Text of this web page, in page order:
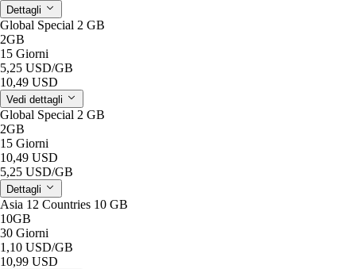
Dettagli
Global Special 2 GB
2GB
15 Giorni
5,25 USD/GB
10,49 USD
Vedi dettagli
Global Special 2 GB
2GB
15 Giorni
10,49 USD
5,25 USD/GB
Dettagli
Asia 12 Countries 10 GB
10GB
30 Giorni
1,10 USD/GB
10,99 USD